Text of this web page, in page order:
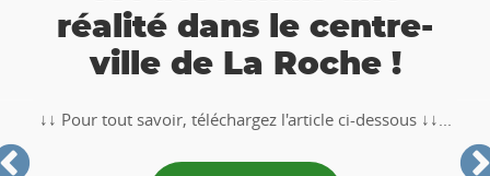
réalité dans le centre-
ville de La Roche !
↓↓ Pour tout savoir, téléchargez l'article ci-dessous ↓↓...